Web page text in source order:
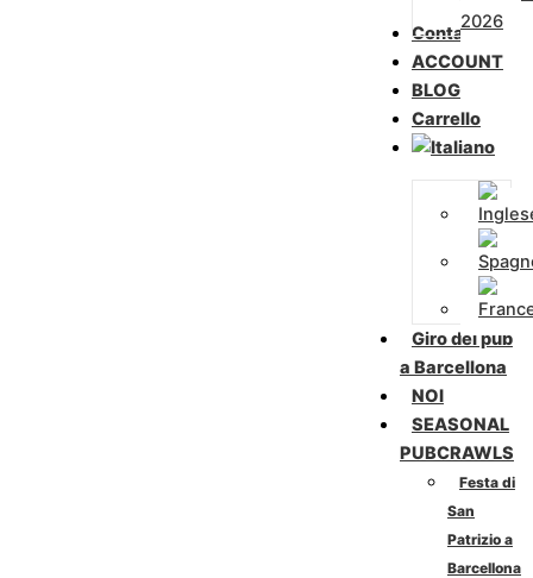
2026
Contattaci
ACCOUNT
BLOG
Carrello
Giro dei pub
a Barcellona
NOI
SEASONAL
PUBCRAWLS
Festa di
San
Patrizio a
Barcellona